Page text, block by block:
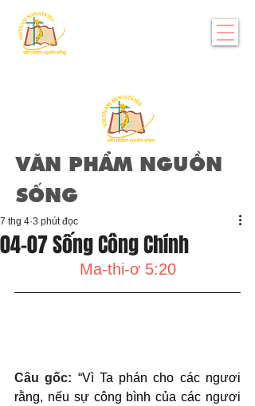
VĂN PHẨM NGUỒN
SỐNG
04-07 Sống Công Chính
7 thg 4 3 phút đọc
Ma-thi-ơ 5:20
Câu gốc: “Vì Ta phán cho các ngươi
rằng, nếu sự công bình của các ngươi